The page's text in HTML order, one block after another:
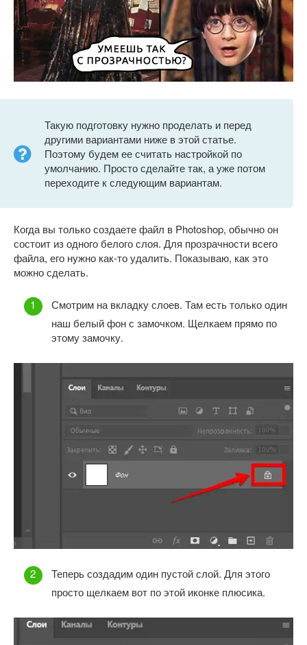
Такую подготовку нужно проделать и перед
другими вариантами ниже в этой статье.
Поэтому будем ее считать настройкой по
умолчанию. Просто сделайте так, а уже потом
переходите к следующим вариантам.
Когда вы только создаете файл в Photoshop, обычно он
состоит из одного белого слоя. Для прозрачности всего
файла, его нужно как-то удалить. Показываю, как это
можно сделать.
Смотрим на вкладку слоев. Там есть только один
наш белый фон с замочком. Щелкаем прямо по
этому замочку.
Теперь создадим один пустой слой. Для этого
просто щелкаем вот по этой иконке плюсика.